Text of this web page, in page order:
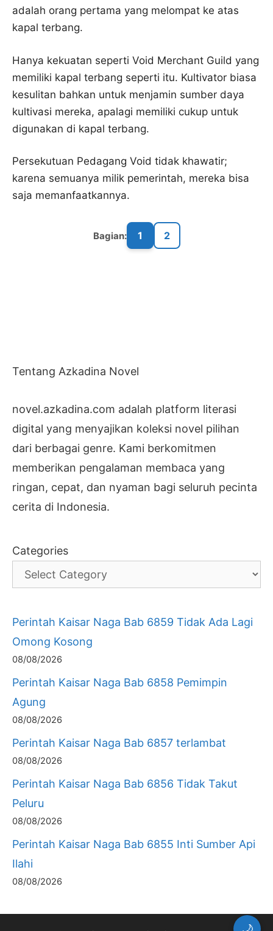
adalah orang pertama yang melompat ke atas
kapal terbang.
Hanya kekuatan seperti Void Merchant Guild yang
memiliki kapal terbang seperti itu. Kultivator biasa
kesulitan bahkan untuk menjamin sumber daya
kultivasi mereka, apalagi memiliki cukup untuk
digunakan di kapal terbang.
Persekutuan Pedagang Void tidak khawatir;
karena semuanya milik pemerintah, mereka bisa
saja memanfaatkannya.
Bagian: 1 2
Tentang Azkadina Novel
novel.azkadina.com adalah platform literasi
digital yang menyajikan koleksi novel pilihan
dari berbagai genre. Kami berkomitmen
memberikan pengalaman membaca yang
ringan, cepat, dan nyaman bagi seluruh pecinta
cerita di Indonesia.
Categories
Perintah Kaisar Naga Bab 6859 Tidak Ada Lagi
Omong Kosong
08/08/2026
Perintah Kaisar Naga Bab 6858 Pemimpin
Agung
08/08/2026
Perintah Kaisar Naga Bab 6857 terlambat
08/08/2026
Perintah Kaisar Naga Bab 6856 Tidak Takut
Peluru
08/08/2026
Perintah Kaisar Naga Bab 6855 Inti Sumber Api
Ilahi
08/08/2026